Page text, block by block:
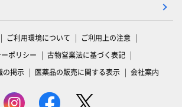
ご利用環境について
ご利用上の注意
ポリシー
古物営業法に基づく表記
の掲示
医薬品の販売に関する表示 会社案内